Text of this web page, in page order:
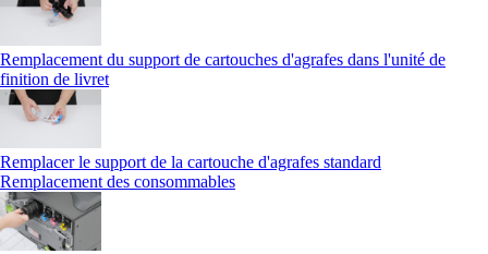
Remplacement du support de cartouches d'agrafes dans l'unité de
finition de livret
Remplacer le support de la cartouche d'agrafes standard
Remplacement des consommables